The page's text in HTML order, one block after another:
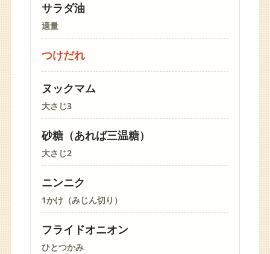
サラダ油
適量
つけだれ
ヌックマム
大さじ3
砂糖（あれば三温糖）
大さじ2
ニンニク
1かけ（みじん切り）
フライドオニオン
ひとつかみ